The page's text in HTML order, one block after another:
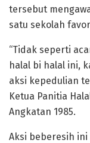
tersebut
satu sekolah
“Tidak seperti
halal bi halal ini,
aksi kepedulian
Ketua Panitia
Angkatan 1985.
Aksi beberesih